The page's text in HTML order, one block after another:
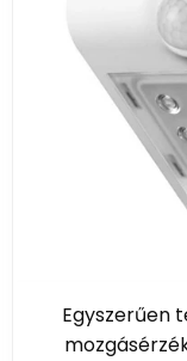
Egyszerűen